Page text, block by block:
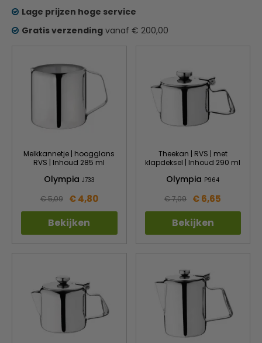
Melkkannetje | hoogglans
RVS | Inhoud 285 ml
Olympia J733
€ 5,09 € 4,80
Bekijken
Theekan | RVS | met
klapdeksel | Inhoud 290 ml
Olympia P964
€ 7,09 € 6,65
Bekijken
Lage prijzen hoge service
Gratis verzending vanaf € 200,00